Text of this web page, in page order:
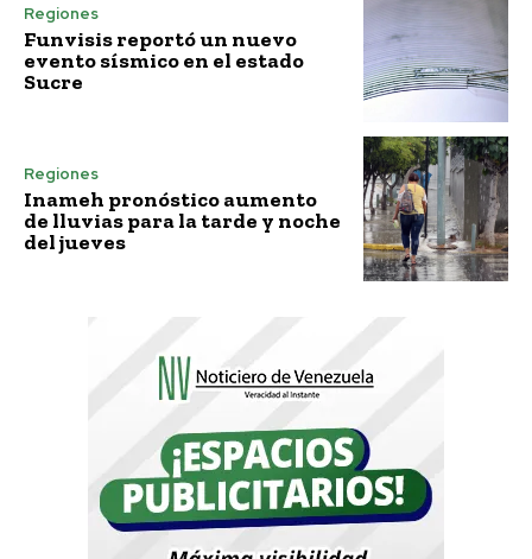
Regiones
Funvisis reportó un nuevo
evento sísmico en el estado
Sucre
Regiones
Inameh pronóstico aumento
de lluvias para la tarde y noche
del jueves